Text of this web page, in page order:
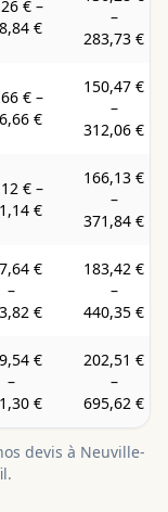
€ –
€
–
283,73 €
€ –
€
150,47 €
–
312,06 €
€ –
€
166,13 €
–
371,84 €
€
–
€
183,42 €
–
440,35 €
€
–
€
202,51 €
–
695,62 €
devis à Neuville-